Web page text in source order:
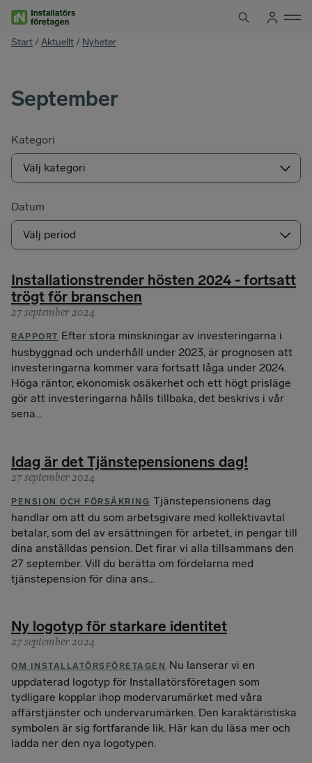
You
Start/Aktuellt/ Nyheter
September
Kategori
Datum
Installationstrender hösten 2024 - fortsatt
trögt för branschen
27 september 2024
RAPPORT Efter stora minskningar av investeringarna i
husbyggnad och underhåll under 2023, är prognosen att
investeringarna kommer vara fortsatt låga under 2024.
Höga räntor, ekonomisk osäkerhet och ett högt prisläge
gör att investeringarna hålls tillbaka, det beskrivs i vår
sena...
Idag är det Tjänstepensionens dag!
27 september 2024
PENSION OCH FÖRSÄKRING Tjänstepensionens dag
handlar om att du som arbetsgivare med kollektivavtal
betalar, som del av ersättningen för arbetet, in pengar till
dina anställdas pension. Det firar vi alla tillsammans den
27 september. Vill du berätta om fördelarna med
tjänstepension för dina ans...
Ny logotyp för starkare identitet
27 september 2024
OM INSTALLATÖRSFÖRETAGEN
Nu lanserar vi en
uppdaterad logotyp för Installatörsföretagen som
tydligare kopplar ihop modervarumärket med våra
affärstjänster och undervarumärken. Den karaktäristiska
symbolen är sig fortfarande lik. Här kan du läsa mer och
ladda ner den nya logotypen.